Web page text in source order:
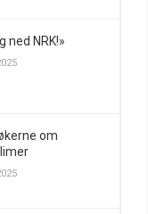
ned NRK!»
om